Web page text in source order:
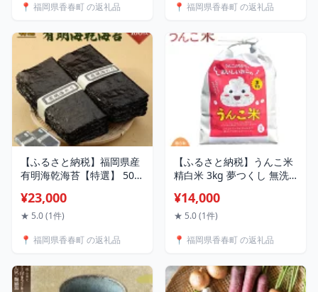
デザート 福岡県産 福岡 国
年2月上旬-3月下旬発送予
📍 福岡県香春町 の返礼品
📍 福岡県香春町 の返礼品
【ふるさと納税】福岡県産
有明海乾海苔【特選】 50枚
おにぎり 手巻き寿司 送料
無料
¥23,000
★ 5.0 (1件)
📍 福岡県香春町 の返礼品
【ふるさと納税】うんこ米
精白米 3kg 夢つくし 無洗
こめ コメ ごはん ご飯 3キ
ロ 食品 お取り寄せ 九州 福
¥14,000
★ 5.0 (1件)
📍 福岡県香春町 の返礼品